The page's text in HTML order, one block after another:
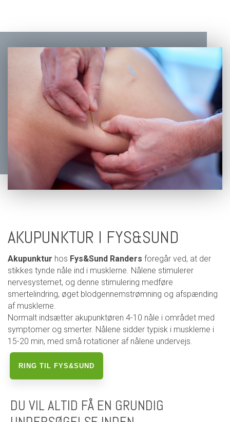
AKUPUNKTUR I FYS&SUND
Akupunktur hos Fys&Sund Randers foregår ved, at der
stikkes tynde nåle ind i musklerne. Nålene stimulerer
nervesystemet, og denne stimulering medføre
smertelindring, øget blodgennemstrømning og afspænding
af musklerne.
Normalt indsætter akupunktøren 4-10 nåle i området med
symptomer og smerter. Nålene sidder typisk i musklerne i
15-20 min, med små rotationer af nålene undervejs.
RING TIL FYS&SUND
DU VIL ALTID FÅ EN GRUNDIG